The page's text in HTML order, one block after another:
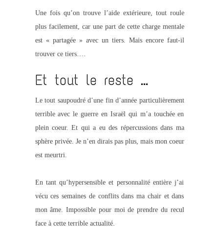
Une fois qu’on trouve l’aide extérieure, tout roule
plus facilement, car une part de cette charge mentale
est « partagée » avec un tiers. Mais encore faut-il
trouver ce tiers….
Et tout le reste …
Le tout saupoudré d’une fin d’année particulièrement
terrible avec le guerre en Israël qui m’a touchée en
plein coeur. Et qui a eu des répercussions dans ma
sphère privée. Je n’en dirais pas plus, mais mon coeur
est meurtri.
En tant qu’hypersensible et personnalité entière j’ai
vécu ces semaines de conflits dans ma chair et dans
mon âme. Impossible pour moi de prendre du recul
face à cette terrible actualité.